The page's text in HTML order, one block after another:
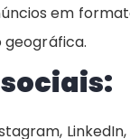
em
geográfica.